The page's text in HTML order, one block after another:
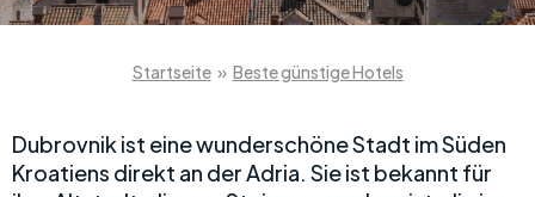
Startseite » Beste günstige Hotels
Dubrovnik ist eine wunderschöne Stadt im Süden
Kroatiens direkt an der Adria. Sie ist bekannt für